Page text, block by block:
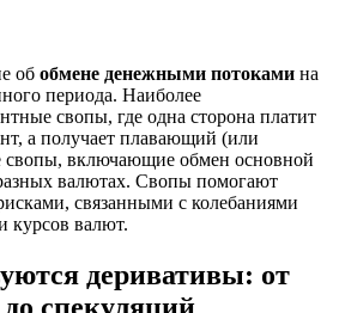
об обмене денежными потоками на
периода. Наиболее
свопы, где одна сторона платит
а получает плавающий (или
свопы, включающие обмен основной
валютах. Свопы помогают
связанными с колебаниями
курсов валют.
деривативы: от